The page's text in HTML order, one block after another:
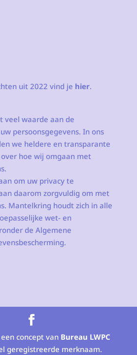
uit 2022 vind je hier.
veel waarde aan de
persoonsgegevens. In ons
we heldere en transparante
hoe wij omgaan met
om uw privacy te
daarom zorgvuldig om met
Mantelkring houdt zich in alle
wet- en
de Algemene
concept van Bureau LWPC
geregistreerde merknaam.